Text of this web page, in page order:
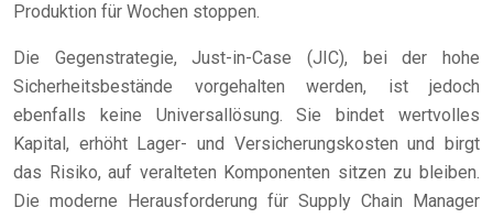
Produktion für Wochen stoppen.
Die Gegenstrategie, Just-in-Case (JIC), bei der hohe
Sicherheitsbestände vorgehalten werden, ist jedoch
ebenfalls keine Universallösung. Sie bindet wertvolles
Kapital, erhöht Lager- und Versicherungskosten und birgt
das Risiko, auf veralteten Komponenten sitzen zu bleiben.
Die moderne Herausforderung für Supply Chain Manager